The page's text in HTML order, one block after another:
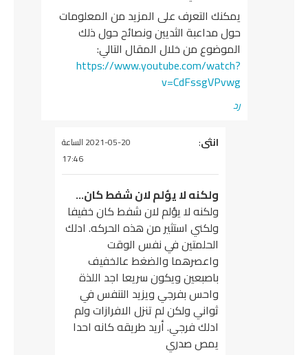
يمكنك التعرف على المزيد من المعلومات
حول مداعبة الثديين ونصائح حول ذلك
الموضوع من خلال المقال التالي:
https://www.youtube.com/watch?
v=CdFssgVPvwg
رد
يقول
انثى:
2021-05-20 الساعة
17:46
ولكنه لا يؤلم لان شفط كان…
ولكنه لا يؤلم لان شفط كان خفيفا
ولكني استثير من هذه الحركه. ادلك
الحلمتين في نفس الوقت
واعصرهما والضغط عالخفيف
باصبعين ويكون سريعا اجد اللذة
واحس بفرجي ويزيد التنفس في
ثواني ولكن لم تنزل الافرازات ولم
ادلك فرجي. أريد طريقه كانه احدا
يمص صدري